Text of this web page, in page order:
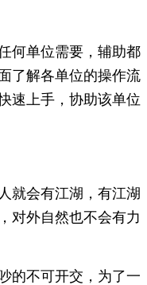
何单位需要，辅助都
了解各单位的操作流
速上手，协助该单位
就会有江湖，有江湖
对外自然也不会有力
的不可开交，为了一